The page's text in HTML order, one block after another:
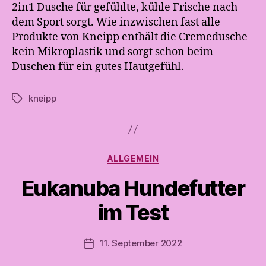
2in1 Dusche für gefühlte, kühle Frische nach
dem Sport sorgt. Wie inzwischen fast alle
Produkte von Kneipp enthält die Cremedusche
kein Mikroplastik und sorgt schon beim
Duschen für ein gutes Hautgefühl.
Schlagwörter
kneipp
Kategorien
ALLGEMEIN
Eukanuba Hundefutter
im Test
Beitragsautor
r
a
e
t
Veröffentlichungsdatum
11. September 2022